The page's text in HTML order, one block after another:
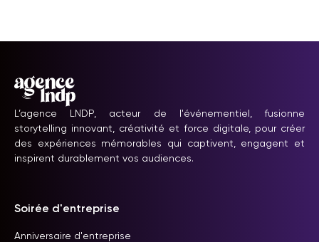
L’agence LNDP, acteur de l'événementiel, fusionne
storytelling innovant, créativité et force digitale, pour créer
des expériences mémorables qui captivent, engagent et
inspirent durablement vos audiences.
Soirée d'entreprise
Anniversaire d'entreprise